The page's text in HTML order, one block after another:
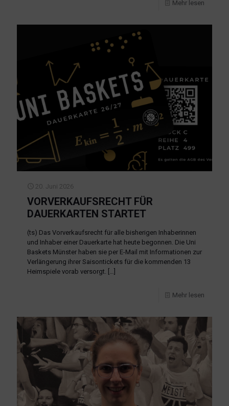
Mehr lesen
20. Juni 2026
VORVERKAUFSRECHT FÜR
DAUERKARTEN STARTET
(ts) Das Vorverkaufsrecht für alle bisherigen Inhaberinnen
und Inhaber einer Dauerkarte hat heute begonnen. Die Uni
Baskets Münster haben sie per E-Mail mit Informationen zur
Verlängerung ihrer Saisontickets für die kommenden 13
Heimspiele vorab versorgt. […]
Mehr lesen